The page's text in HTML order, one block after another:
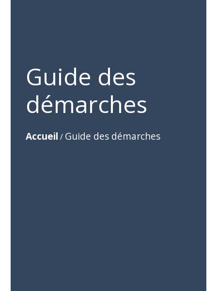
Guide des
démarches
Accueil / Guide des démarches